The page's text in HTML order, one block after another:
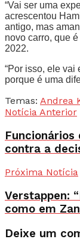
“Vai ser uma
acrescentou
antigo, mas
novo carro, que
2022.
“Por isso, ele vai
porque é uma
Temas: Andrea
Notícia Anterior
contra a
Próxima Notícia
Verstappen:
como em
Deixe um